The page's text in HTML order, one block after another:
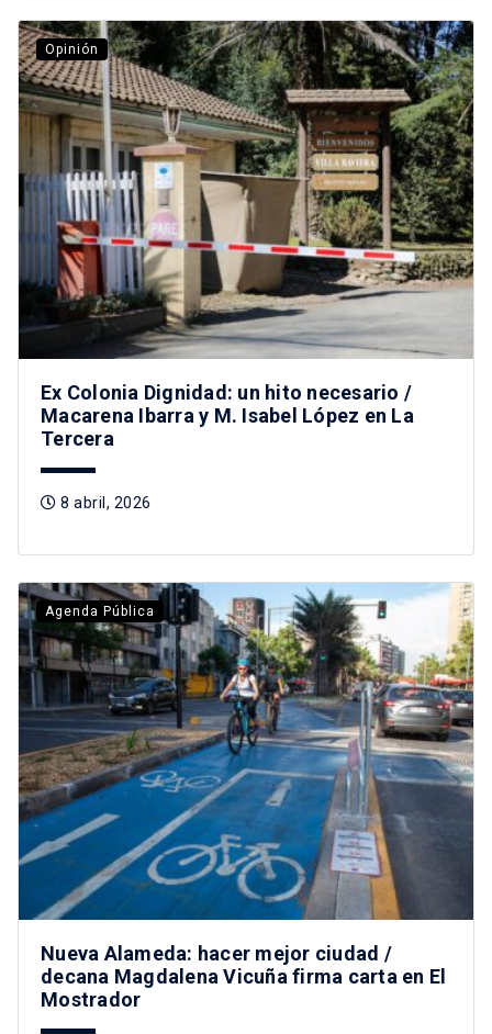
Opinión
Ex Colonia Dignidad: un hito necesario /
Macarena Ibarra y M. Isabel López en La
Tercera
8 abril, 2026
Agenda Pública
Nueva Alameda: hacer mejor ciudad /
decana Magdalena Vicuña firma carta en El
Mostrador